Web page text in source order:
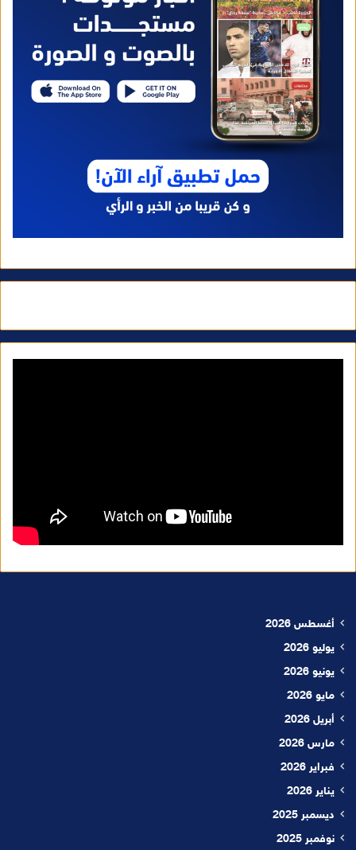
أغسطس 2026
يوليو 2026
يونيو 2026
مايو 2026
أبريل 2026
مارس 2026
فبراير 2026
يناير 2026
ديسمبر 2025
نوفمبر 2025